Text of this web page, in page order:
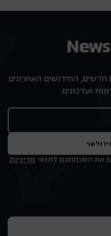
חדשים, החידושים האחרונים
ועדכונים.
את הסכמתכם לתנאי מדיניות